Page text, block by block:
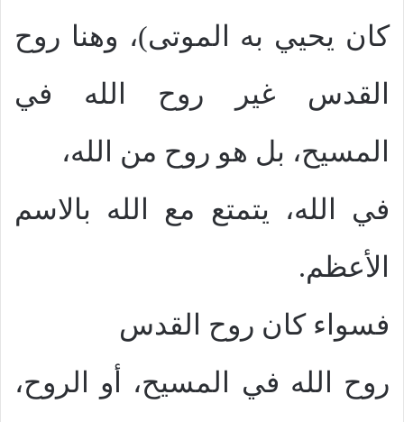
كان يحيي به الموتى)، وهنا روح
القدس غير روح الله في
المسيح، بل هو روح من الله،
في الله، يتمتع مع الله بالاسم
الأعظم.
فسواء كان روح القدس
روح الله في المسيح، أو الروح،